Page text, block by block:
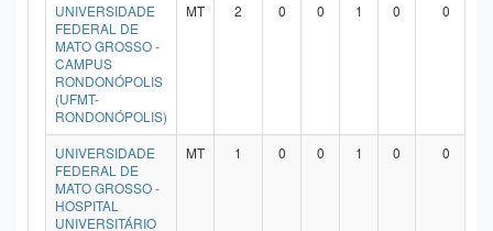
UNIVERSIDADE
FEDERAL DE
MATO GROSSO -
CAMPUS
RONDONÓPOLIS
(UFMT-
RONDONÓPOLIS)
MT 2 0 0 1 0 0
UNIVERSIDADE
FEDERAL DE
MATO GROSSO -
HOSPITAL
UNIVERSITÁRIO
MT 1 0 0 1 0 0